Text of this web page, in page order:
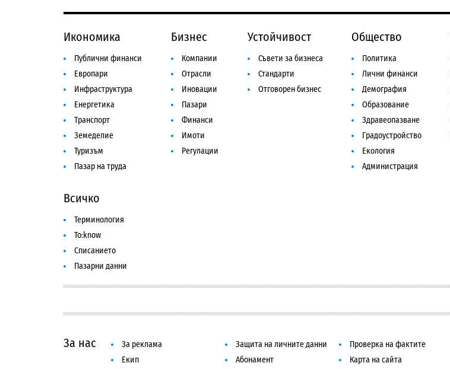
Икономика
Публични финанси
Европари
Инфраструктура
Енергетика
Транспорт
Земеделие
Туризъм
Пазар на труда
Бизнес
Компании
Отрасли
Иновации
Пазари
Финанси
Имоти
Регулации
Устойчивост
Съвети за бизнеса
Стандарти
Отговорен бизнес
Общество
Политика
Лични финанси
Демография
Образование
Здравеопазване
Градоустройство
Екология
Администрация
Всичко
Терминология
To:know
Списанието
Пазарни данни
За нас За реклама Защита на личните данни
Проверка на фактите
Екип
Абонамент Карта на сайта